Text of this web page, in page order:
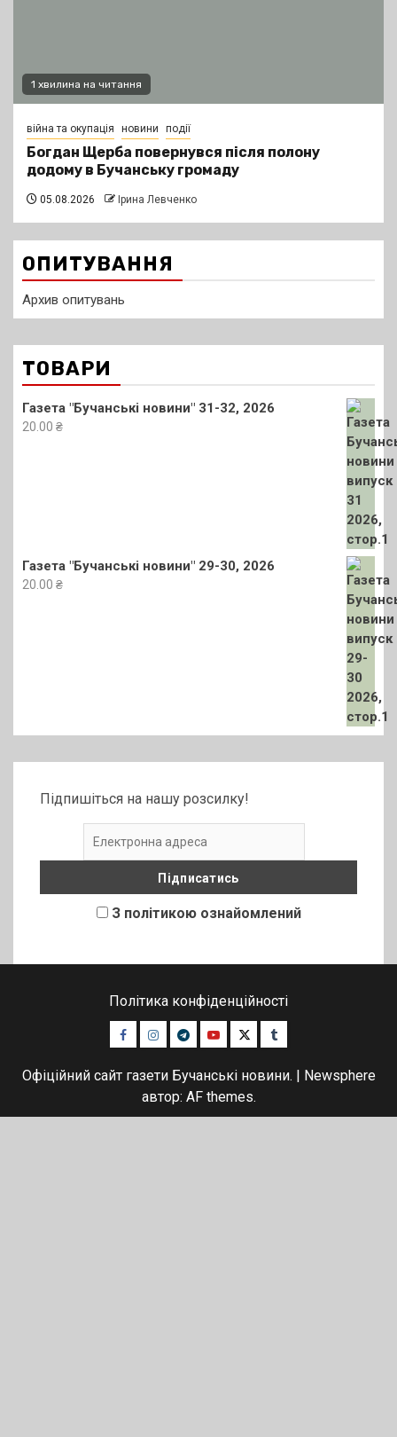
1 хвилина на читання
війна та окупація новини події
Богдан Щерба повернувся після полону
додому в Бучанську громаду
05.08.2026 Ірина Левченко
ОПИТУВАННЯ
Архив опитувань
ТОВАРИ
Газета "Бучанські новини" 31-32, 2026
20.00 ₴
Газета "Бучанські новини" 29-30, 2026
20.00 ₴
Підпишіться на нашу розсилку!
З політикою ознайомлений
Політика конфіденційності
Facebook
Instagram
TelegramYoutubeTwitterTumblr
Офіційний сайт газети Бучанські новини.
Newsphere
автор: AF themes.